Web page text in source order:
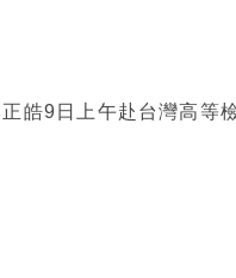
皓9日上午赴台灣高等